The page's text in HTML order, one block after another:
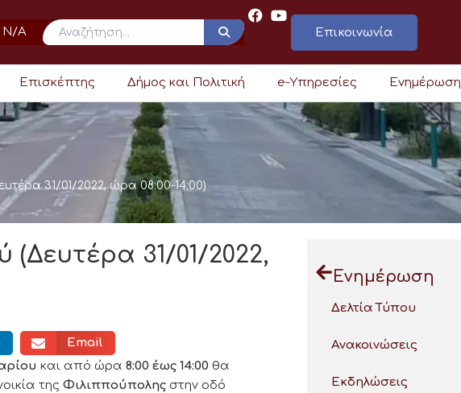
N/A Επικοινωνία
Επισκέπτης Δήμος και Πολιτική e-Υπηρεσίες Ενημέρωση
31/01/2022, ώρα 08:00-14:00)
(Δευτέρα 31/01/2022,
Email
και από ώρα 8:00 έως 14:00 θα
της Φιλιππούπολης στην οδό
Ενημέρωση
Δελτία Τύπου
Ανακοινώσεις
Εκδηλώσεις